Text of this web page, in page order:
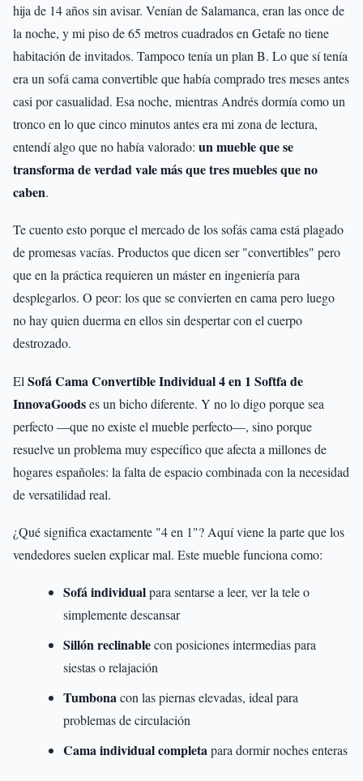
hija de 14 años sin avisar. Venían de Salamanca, eran las once de
la noche, y mi piso de 65 metros cuadrados en Getafe no tiene
habitación de invitados. Tampoco tenía un plan B. Lo que sí tenía
era un sofá cama convertible que había comprado tres meses antes
casi por casualidad. Esa noche, mientras Andrés dormía como un
tronco en lo que cinco minutos antes era mi zona de lectura,
entendí algo que no había valorado: un mueble que se
transforma de verdad vale más que tres muebles que no
caben.
Te cuento esto porque el mercado de los sofás cama está plagado
de promesas vacías. Productos que dicen ser "convertibles" pero
que en la práctica requieren un máster en ingeniería para
desplegarlos. O peor: los que se convierten en cama pero luego
no hay quien duerma en ellos sin despertar con el cuerpo
destrozado.
El Sofá Cama Convertible Individual 4 en 1 Softfa de
InnovaGoodses un bicho diferente. Y no lo digo porque sea
perfecto —que no existe el mueble perfecto—, sino porque
resuelve un problema muy específico que afecta a millones de
hogares españoles: la falta de espacio combinada con la necesidad
de versatilidad real.
¿Qué significa exactamente "4 en 1"? Aquí viene la parte que los
vendedores suelen explicar mal. Este mueble funciona como:
Sofá individualpara sentarse a leer, ver la tele o
simplemente descansar
Sillón reclinablecon posiciones intermedias para
siestas o relajación
Tumbonacon las piernas elevadas, ideal para
problemas de circulación
Cama individual completapara dormir noches enteras